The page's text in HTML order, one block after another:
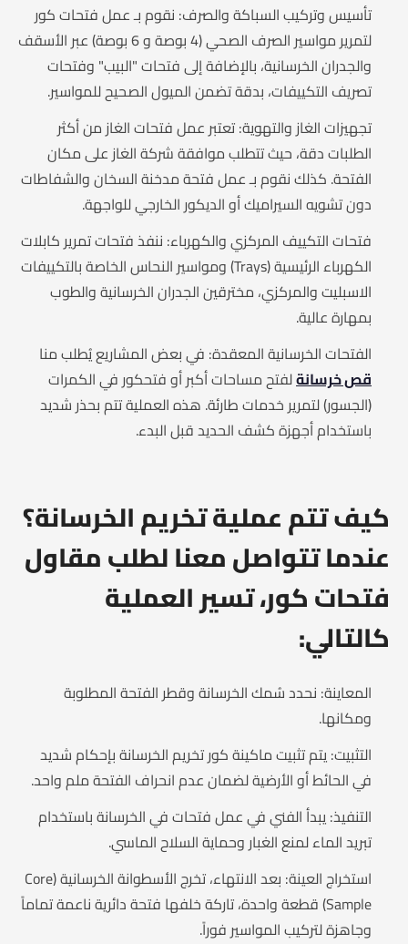
تأسيس وتركيب السباكة والصرف: نقوم بـ عمل فتحات كور
لتمرير مواسير الصرف الصحي (4 بوصة و 6 بوصة) عبر الأسقف
والجدران الخرسانية، بالإضافة إلى فتحات "البيب" وفتحات
تصريف التكييفات، بدقة تضمن الميول الصحيح للمواسير.
تجهيزات الغاز والتهوية: تعتبر عمل فتحات الغاز من أكثر
الطلبات دقة، حيث تتطلب موافقة شركة الغاز على مكان
الفتحة. كذلك نقوم بـ عمل فتحة مدخنة السخان والشفاطات
دون تشويه السيراميك أو الديكور الخارجي للواجهة.
فتحات التكييف المركزي والكهرباء: ننفذ فتحات تمرير كابلات
الكهرباء الرئيسية (Trays) ومواسير النحاس الخاصة بالتكييفات
الاسبليت والمركزي، مخترقين الجدران الخرسانية والطوب
بمهارة عالية.
الفتحات الخرسانية المعقدة: في بعض المشاريع يُطلب منا
قص خرسانةلفتح مساحات أكبر أو فتحكور في الكمرات
(الجسور) لتمرير خدمات طارئة. هذه العملية تتم بحذر شديد
باستخدام أجهزة كشف الحديد قبل البدء.
كيف تتم عملية تخريم الخرسانة؟
عندما تتواصل معنا لطلب مقاول
فتحات كور، تسير العملية
كالتالي:
المعاينة: نحدد سُمك الخرسانة وقطر الفتحة المطلوبة
ومكانها.
التثبيت: يتم تثبيت ماكينة كور تخريم الخرسانة بإحكام شديد
في الحائط أو الأرضية لضمان عدم انحراف الفتحة ملم واحد.
التنفيذ: يبدأ الفني في عمل فتحات في الخرسانة باستخدام
تبريد الماء لمنع الغبار وحماية السلاح الماسي.
استخراج العينة: بعد الانتهاء، تخرج الأسطوانة الخرسانية (Core
Sample) قطعة واحدة، تاركة خلفها فتحة دائرية ناعمة تماماً
وجاهزة لتركيب المواسير فوراً.